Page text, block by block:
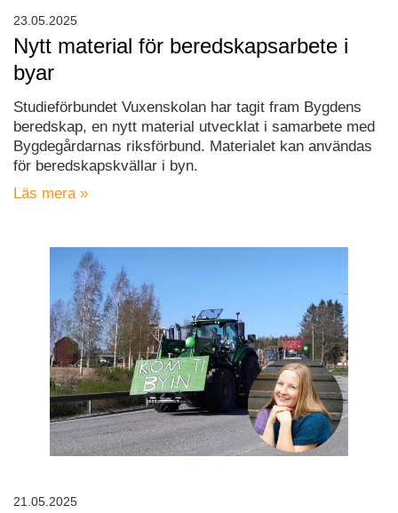
Nytt material för beredskapsarbete i
byar
Studieförbundet Vuxenskolan har tagit fram Bygdens
beredskap, en nytt material utvecklat i samarbete med
Bygdegårdarnas riksförbund. Materialet kan användas
för beredskapskvällar i byn.
Läs mera »
23.05.2025
21.05.2025